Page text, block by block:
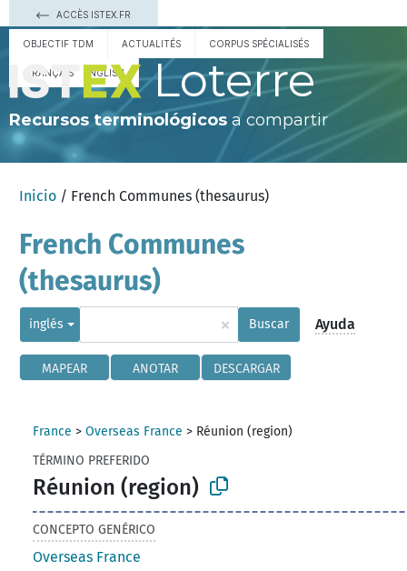
ACCÈS ISTEX.FR
OBJECTIF TDM ACTUALITÉS CORPUS SPÉCIALISÉS
FRANÇAIS ENGLISH Loterre
Recursos terminológicos a compartir
Inicio / French Communes (thesaurus)
French Communes
(thesaurus)
inglés × Buscar Ayuda
MAPEAR ANOTAR DESCARGAR
France >Overseas France > Réunion (region)
TÉRMINO PREFERIDO
Réunion (region)
CONCEPTO GENÉRICO
Overseas France